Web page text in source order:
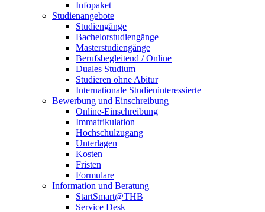
Infopaket
Studienangebote
Studiengänge
Bachelorstudiengänge
Masterstudiengänge
Berufsbegleitend / Online
Duales Studium
Studieren ohne Abitur
Internationale Studieninteressierte
Bewerbung und Einschreibung
Online-Einschreibung
Immatrikulation
Hochschulzugang
Unterlagen
Kosten
Fristen
Formulare
Information und Beratung
StartSmart@THB
Service Desk